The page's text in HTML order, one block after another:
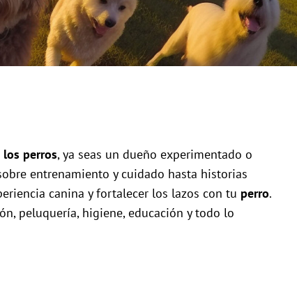
los perros, ya seas un dueño experimentado o
entrenamiento y cuidado hasta historias
canina y fortalecer los lazos con tu perro.
peluquería, higiene, educación y todo lo